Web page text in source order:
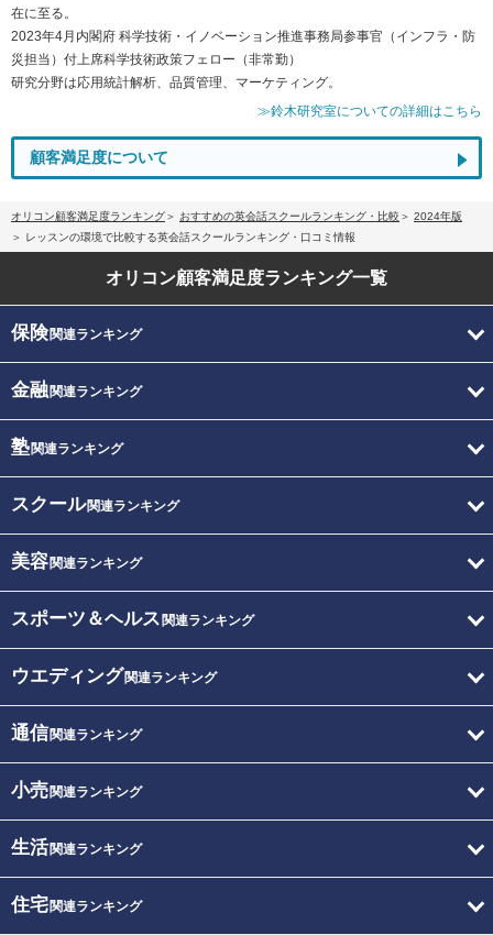
在に至る。
2023年4月内閣府 科学技術・イノベーション推進事務局参事官（インフラ・防
災担当）付上席科学技術政策フェロー（非常勤）
研究分野は応用統計解析、品質管理、マーケティング。
≫鈴木研究室についての詳細はこちら
顧客満足度について
オリコン顧客満足度ランキング おすすめの英会話スクールランキング・比較
2024年版
レッスンの環境で比較する英会話スクールランキング・口コミ情報
オリコン顧客満足度ランキング一覧
保険関連ランキング
金融関連ランキング
塾関連ランキング
スクール関連ランキング
美容関連ランキング
スポーツ＆ヘルス 関連ランキング
ウエディング関連ランキング
通信関連ランキング
小売関連ランキング
生活関連ランキング
住宅関連ランキング